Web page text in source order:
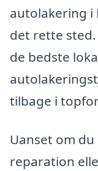
autolakering i
det rette
de bedste
tilbage i
Uanset om
reparation